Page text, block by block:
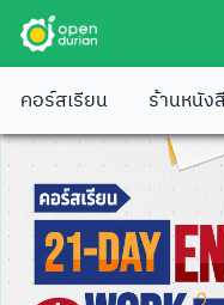
คอร์สเรียน ร้านหนัง